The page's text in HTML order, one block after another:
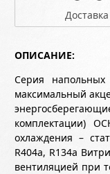
Доставка
ОПИСАНИЕ:
Серия
максимальный
комплектации)
охлаждения –
R404a, R134a
вентиляцией при